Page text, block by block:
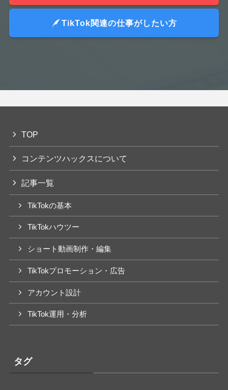
TikTok関連の仕事がしたい方
TOP
コンテンツハックスについて
記事一覧
TikTokの基本
TikTokハウツー
ショート動画制作・編集
TikTokプロモーション・広告
アカウント設計
TikTok運用・分析
タグ